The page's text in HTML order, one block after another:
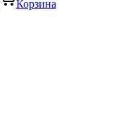
Корзина